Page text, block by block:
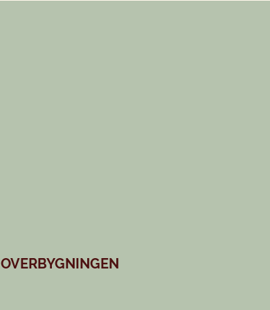
OVERBYGNINGEN